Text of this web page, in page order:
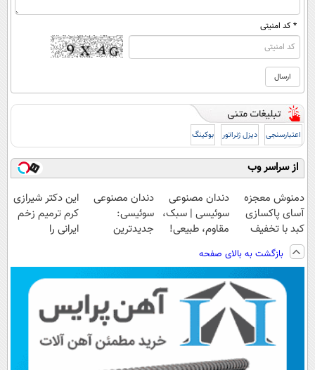
* کد امنیتی
اعتبارسنجی دیزل ژنراتور بوکینگ
از سراسر وب
دمنوش معجزه
آسای پاکسازی
کبد با تخفیف
ویژه
دندان مصنوعی
سوئیسی | سبک،
مقاوم، طبیعی!
رایگان+پرداخت
اقساطی😍
دندان مصنوعی
سوئیسی:
جدیدترین
پرداخت قسطی
این دکتر شیرازی
کرم ترمیم زخم
ایرانی را
بازگشت به بالای صفحه